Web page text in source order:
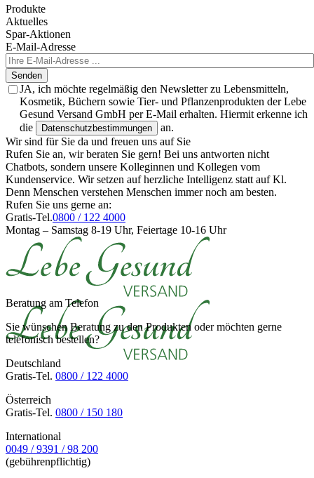
Produkte
Aktuelles
Spar-Aktionen
E-Mail-Adresse
Senden
JA, ich möchte regelmäßig den Newsletter zu Lebensmitteln,
Kosmetik, Büchern sowie Tier- und Pflanzenprodukten der Lebe
Gesund Versand GmbH per E-Mail erhalten. Hiermit erkenne ich
die
Datenschutzbestimmungen
an.
Wir sind für Sie da und freuen uns auf Sie
Rufen Sie an, wir beraten Sie gern! Bei uns antworten nicht
Chatbots, sondern unsere Kolleginnen und Kollegen vom
Kundenservice. Wir setzen auf herzliche Intelligenz statt auf Kl.
Denn Menschen verstehen Menschen immer noch am besten.
Rufen Sie uns gerne an:
Gratis-Tel.0800 / 122 4000
Montag – Samstag 8-19 Uhr, Feiertage 10-16 Uhr
Beratung am Telefon
Sie wünschen Beratung zu den Produkten oder möchten gerne
telefonisch bestellen?
Deutschland
Gratis-Tel. 0800 / 122 4000
Österreich
Gratis-Tel. 0800 / 150 180
International
0049 / 9391 / 98 200
(gebührenpflichtig)